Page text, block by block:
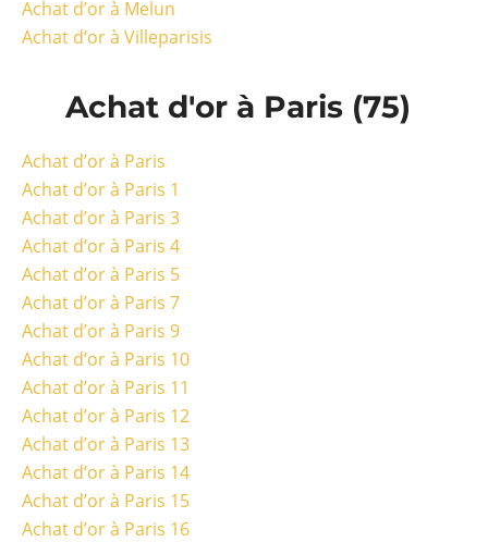
Achat d’or à Melun
Achat d’or à Villeparisis
Achat d'or à Paris (75)
Achat d’or à Paris
Achat d’or à Paris 1
Achat d’or à Paris 3
Achat d’or à Paris 4
Achat d’or à Paris 5
Achat d’or à Paris 7
Achat d’or à Paris 9
Achat d’or à Paris 10
Achat d’or à Paris 11
Achat d’or à Paris 12
Achat d’or à Paris 13
Achat d’or à Paris 14
Achat d’or à Paris 15
Achat d’or à Paris 16